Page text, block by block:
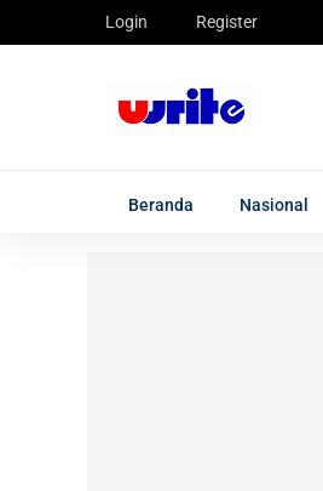
Login Register
Beranda Nasional